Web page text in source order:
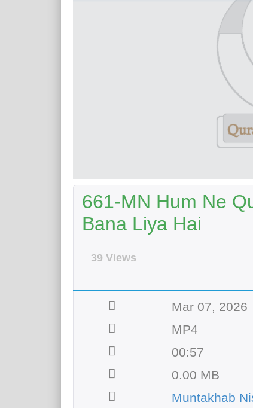
661-MN Hum Ne
Bana Liya Hai
39 Views
Mar 07, 2026
MP4
00:57
0.00 MB
Muntakhab